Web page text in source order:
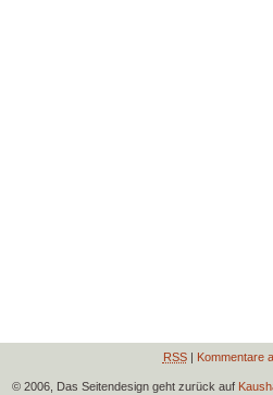
RSS| Kommentare
© 2006, Das Seitendesign geht zurück auf